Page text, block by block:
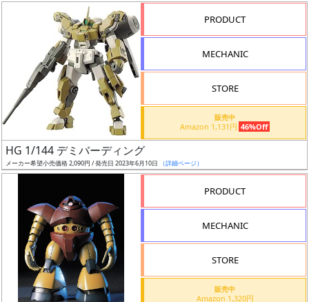
始
前
抽
選
PRODUCT
MECHANIC
STORE
販売中
Amazon 1,131円 46%Off
HG 1/144 デミバーディング
メーカー希望小売価格 2,090円 / 発売日 2023年6月10日 （詳細ページ）
PRODUCT
MECHANIC
STORE
販売中
Amazon 1,320円